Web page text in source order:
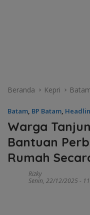
Beranda Kepri
Batam, BP Batam,
Warga
Bantuan
Rumah
Rizky
Senin, 22/12/2025 -